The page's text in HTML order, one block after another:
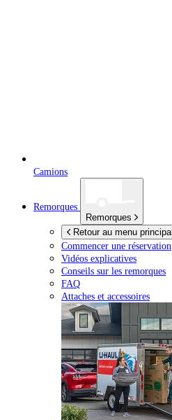
Camions
Remorques
Remorques
Retour au menu principal
Commencer une réservation
Vidéos explicatives
Conseils sur les remorques
FAQ
Attaches et accessoires